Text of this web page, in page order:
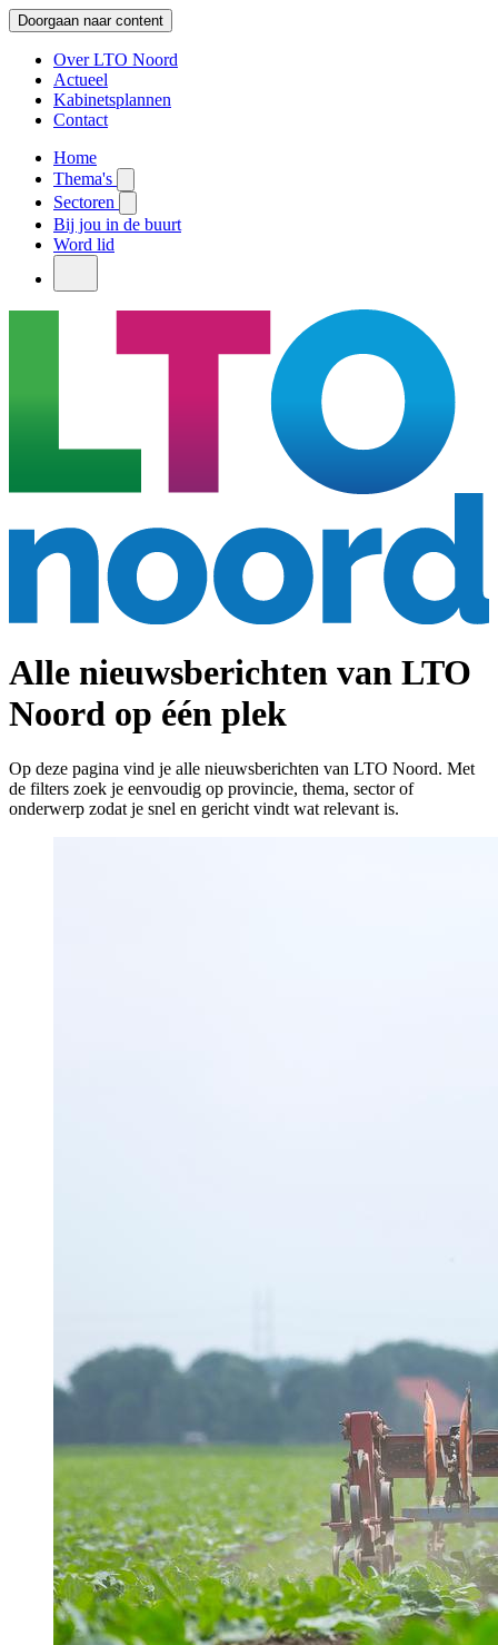
Doorgaan naar content
Over LTO Noord
Actueel
Kabinetsplannen
Contact
Home
Thema's
Sectoren
Bij jou in de buurt
Word lid
Alle nieuwsberichten van LTO
Noord op één plek
Op deze pagina vind je alle nieuwsberichten van LTO Noord. Met
de filters zoek je eenvoudig op provincie, thema, sector of
onderwerp zodat je snel en gericht vindt wat relevant is.